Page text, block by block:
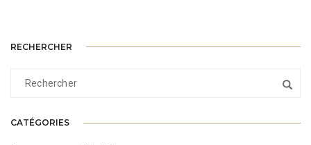
RECHERCHER
CATÉGORIES